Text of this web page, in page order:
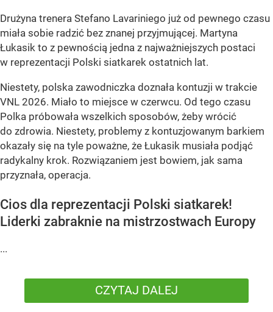
Drużyna trenera Stefano Lavariniego już od pewnego czasu
miała sobie radzić bez znanej przyjmującej. Martyna
Łukasik to z pewnością jedna z najważniejszych postaci
w reprezentacji Polski siatkarek ostatnich lat.
Niestety, polska zawodniczka doznała kontuzji w trakcie
VNL 2026. Miało to miejsce w czerwcu. Od tego czasu
Polka próbowała wszelkich sposobów, żeby wrócić
do zdrowia. Niestety, problemy z kontuzjowanym barkiem
okazały się na tyle poważne, że Łukasik musiała podjąć
radykalny krok. Rozwiązaniem jest bowiem, jak sama
przyznała, operacja.
Cios dla reprezentacji Polski siatkarek!
Liderki zabraknie na mistrzostwach Europy
...
CZYTAJ DALEJ